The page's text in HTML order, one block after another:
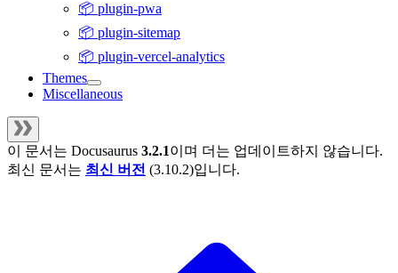
📦 plugin-pwa
📦 plugin-sitemap
📦 plugin-vercel-analytics
Themes
Miscellaneous
이 문서는 Docusaurus 3.2.1이며 더는 업데이트하지 않습니다.
최신 문서는 최신 버전 (3.10.2)입니다.